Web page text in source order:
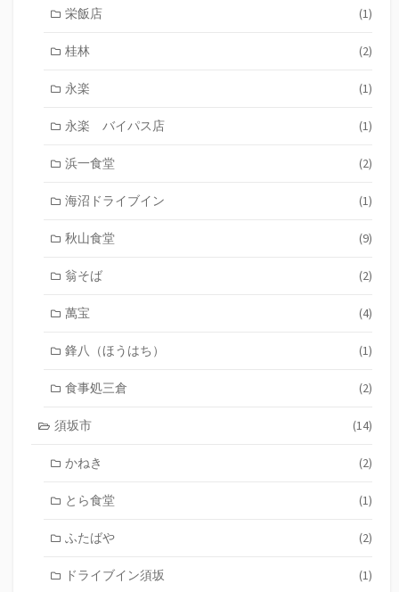
栄飯店 (1)
桂林 (2)
永楽 (1)
永楽 バイパス店 (1)
浜一食堂 (2)
海沼ドライブイン (1)
秋山食堂 (9)
翁そば (2)
萬宝 (4)
鋒八（ほうはち） (1)
食事処三倉 (2)
須坂市 (14)
かねき (2)
とら食堂 (1)
ふたばや (2)
ドライブイン須坂 (1)